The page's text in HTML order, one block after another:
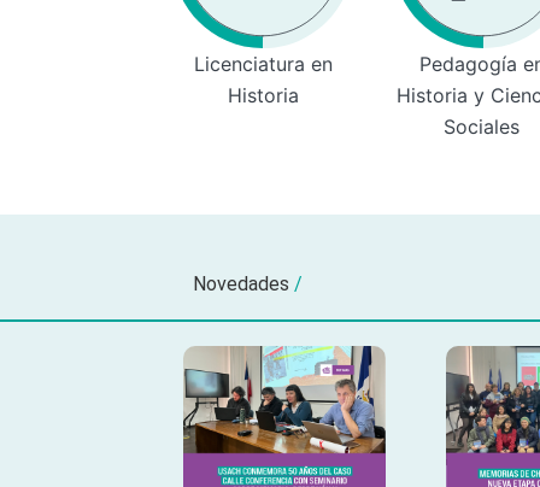
Licenciatura en
Historia
Pedagogía
Historia y
Sociales
Novedades /